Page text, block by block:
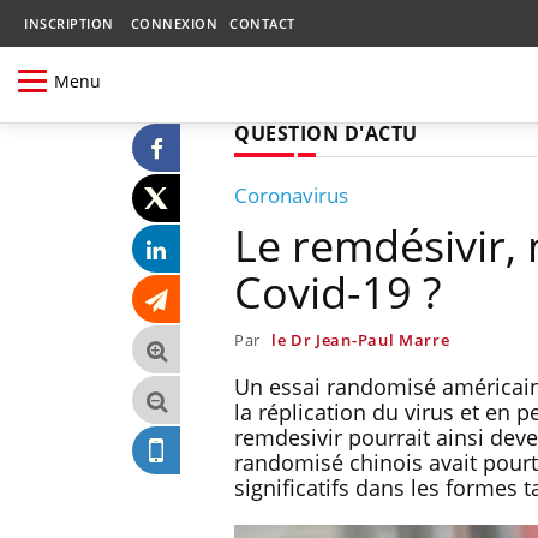
INSCRIPTION CONNEXION CONTACT
Menu
QUESTION D'ACTU
Coronavirus
Le remdésivir,
Covid-19 ?
Par le Dr Jean-Paul Marre
Un essai randomisé
la réplication du virus et en
remdesivir pourrait ainsi
randomisé chinois avait
significatifs dans les formes